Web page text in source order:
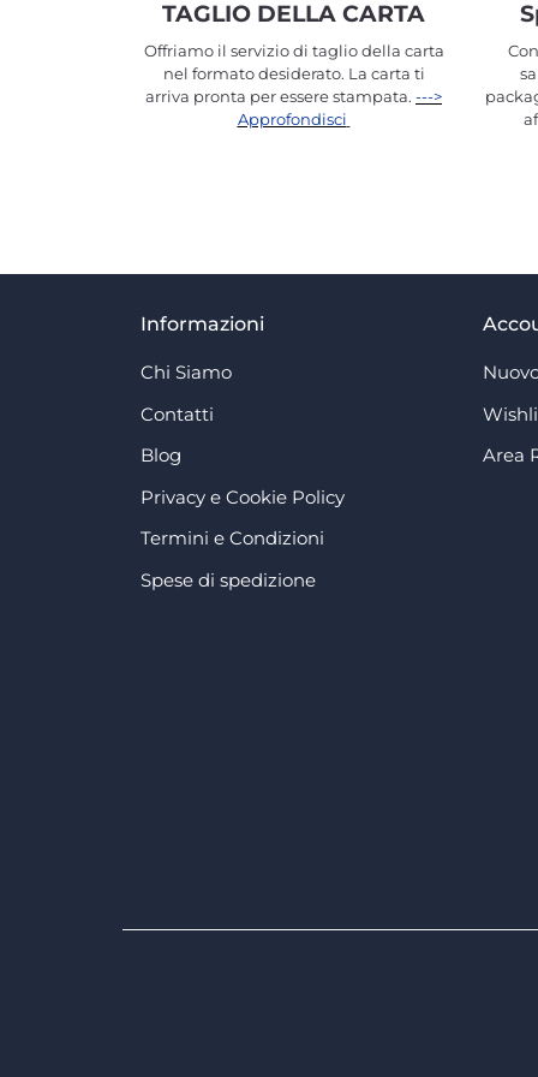
TAGLIO DELLA CARTA
Offriamo il servizio di taglio della carta
nel formato desiderato. La carta ti
arriva pronta per essere stampata. --->
Approfondisci
Informazioni
Chi Siamo
Contatti
Blog
Privacy e Cookie Policy
Termini e Condizioni
Spese di spedizione
Area